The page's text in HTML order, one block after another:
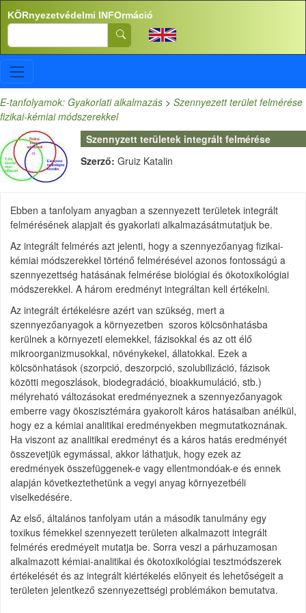
Ugrás a tartalomra
KÖRnyezetvédelmi INFOrmáció
Search
E-tanfolyamok: Gyakorlati alkalmazás > Szennyezett terület felmérése
fizikai-kémiai módszerekkel
Szennyzett területek integrált felmérése
Szerző: Gruiz Katalin
Ebben a tanfolyam anyagban a szennyezett területek integrált
felmérésének alapjait és gyakorlati alkalmazásátmutatjuk be.
Az integrált felmérés azt jelenti, hogy a szennyezőanyag fizikai-
kémiai módszerekkel történő felmérésével azonos fontosságú a
szennyezettség hatásának felmérése biológiai és ökotoxikológiai
módszerekkel. A három eredményt integráltan kell értékelni.
Az integrált értékelésre azért van szükség, mert a
szennyezőanyagok a környezetben szoros kölcsönhatásba
kerülnek a környezeti elemekkel, fázisokkal és az ott élő
mikroorganizmusokkal, növénykekel, állatokkal. Ezek a
kölcsönhatások (szorpció, deszorpció, szolubilizáció, fázisok
közötti megoszlások, biodegradáció, bioakkumuláció, stb.)
mélyreható változásokat eredményeznek a szennyezőanyagok
emberre vagy ökoszisztémára gyakorolt káros hatásaiban anélkül,
hogy ez a kémiai analitikai eredményekben megmutatkoznának.
Ha viszont az analitikai eredményt és a káros hatás eredményét
összevetjük egymással, akkor láthatjuk, hogy ezek az
eredmények összefüggenek-e vagy ellentmondóak-e és ennek
alapján következtethetünk a vegyi anyag környezetbéli
viselkedésére.
Az első, általános tanfolyam után a második tanulmány egy
toxikus fémekkel szennyezett területen alkalmazott integrált
felmérés eredméyeit mutatja be. Sorra veszi a párhuzamosan
alkalmazott kémiai-analitikai és ökotoxikológiai tesztmódszerek
értékelését és az integrált kiértékelés előnyeit és lehetőségeit a
területen jelentkező szennyezettségi problémákon bemutatva.